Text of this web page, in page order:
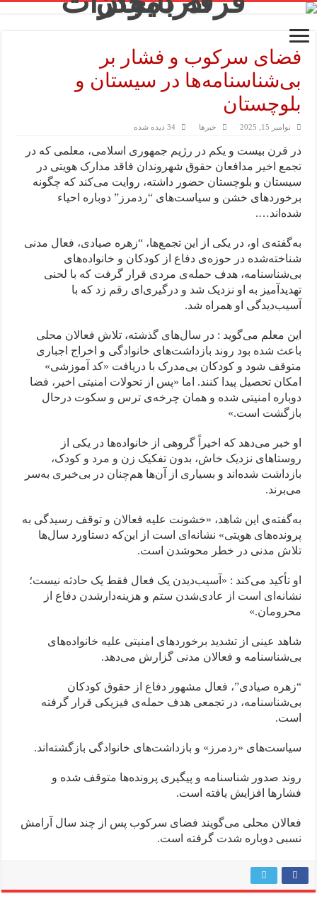
فضای سرکوب و فشار بر
بی‌شناسنامه‌ها در سیستان و
بلوچستان
نوامبر 15, 2025 خبرها 34 دیده شده
در قرن بیست و یکم در رژیم جمهوری اسلامی، معلمی که در
تجمع اخیر مدافعان حقوق شهروندان فاقد مدارک هویتی در
سیستان‌ و بلوچستان حضور داشته، روایت می‌کند که چگونه
برخوردهای خشن و سیاست‌های “ردمرز” دوباره احیاء
شده‌اند….
به‌گفته‌‌ی او، در یکی از این تجمع‌ها، “زهره صیادی، فعال مدنی
شناخته‌شده در حوزه‌ی دفاع از کودکان و خانواده‌های
بی‌شناسنامه، هدف حمله‌ی مردی قرار گرفت که با لحنی
تهدیدآمیز به او نزدیک شد و درگیری‌ای رقم زد که با
آسیب‌دیدگی او همراه شد.
این معلم می‌گوید : در سال‌های گذشته، تلاش فعالان محلی
باعث شده بود روند بازداشت‌های خانوادگی و اخراج اجباری
متوقف شود و کودکان بی‌مدرک با دریافت «کد آموزشی»
امکان تحصیل پیدا کنند. اما «پس از تحولات امنیتی اخیر، فضا
دوباره امنیتی شده و همان چرخه‌ی ترس و سکوت درحال
بازگشت است.»
او خبر می‌دهد که اخیراً گروهی از خانواده‌ها در یکی از
روستاهای نزدیک خاش، بدون تفکیک زن و مرد و کودک،
بازداشت شده‌اند و بسیاری از آن‌ها هم‌چنان در بی‌خبری به‌سر
می‌برند.
به‌گفته‌ی این شاهد، «خشونت علیه فعالان و توقف رسیدگی به
پرونده‌های هویتی» نشانه‌ای است از این‌که دستاورد سال‌ها
تلاش مدنی در خطر محوشدن است.
او تأکید می‌کند : «آسیب‌دیدن یک فعال فقط یک حادثه نیست؛
نشانه‌ای است از عادی‌شدن ستم و هزینه‌دارشدن دفاع از
محرومان.»
شاهد عینی از تشدید برخوردهای امنیتی علیه خانواده‌های
بی‌شناسنامه و فعالان مدنی گزارش می‌دهد.
“زهره صیادی”، فعال مشهور دفاع از حقوق کودکان
بی‌شناسنامه، در تجمعی هدف حمله‌ی فیزیکی قرار گرفته
است.
سیاست‌های «ردمرز» و بازداشت‌های خانوادگی بازگشته‌اند.
روند صدور شناسنامه و پیگیری پرونده‌ها متوقف شده و
فشارها افزایش یافته است.
فعالان محلی می‌گویند فضای سرکوب پس از چند سال آرامش
نسبی دوباره شدت گرفته است.